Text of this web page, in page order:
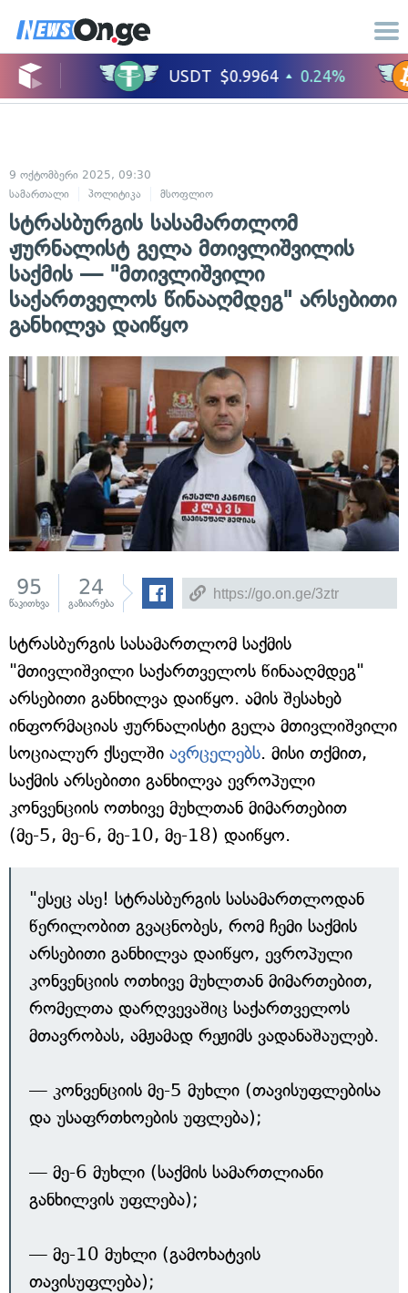
9 ოქტომბერი 2025, 09:30
სამართალი
პოლიტიკა მსოფლიო
სტრასბურგის სასამართლომ
ჟურნალისტ გელა მთივლიშვილის
საქმის — "მთივლიშვილი
საქართველოს წინააღმდეგ" არსებითი
განხილვა დაიწყო
95
წაკითხვა
24
გაზიარება
სტრასბურგის სასამართლომ საქმის
"მთივლიშვილი საქართველოს წინააღმდეგ"
არსებითი განხილვა დაიწყო. ამის შესახებ
ინფორმაციას ჟურნალისტი გელა მთივლიშვილი
სოციალურ ქსელში ავრცელებს. მისი თქმით,
საქმის არსებითი განხილვა ევროპული
კონვენციის ოთხივე მუხლთან მიმართებით
(მე-5, მე-6, მე-10, მე-18) დაიწყო.
"ესეც ასე! სტრასბურგის სასამართლოდან
წერილობით გვაცნობეს, რომ ჩემი საქმის
არსებითი განხილვა დაიწყო, ევროპული
კონვენციის ოთხივე მუხლთან მიმართებით,
რომელთა დარღვევაშიც საქართველოს
მთავრობას, ამჟამად რეჟიმს ვადანაშაულებ.
— კონვენციის მე-5 მუხლი (თავისუფლებისა
და უსაფრთხოების უფლება);
— მე-6 მუხლი (საქმის სამართლიანი
განხილვის უფლება);
— მე-10 მუხლი (გამოხატვის
თავისუფლება);